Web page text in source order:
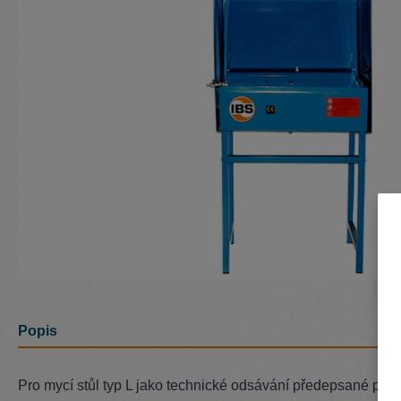
Popis
Pro mycí stůl typ L jako technické odsávání předepsané při